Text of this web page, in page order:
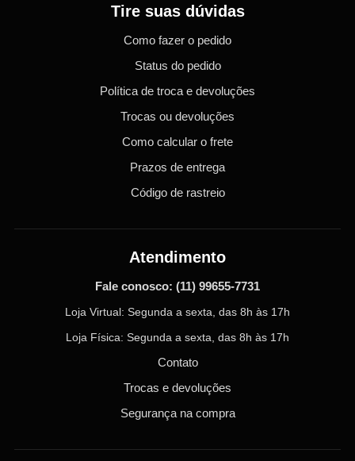
Tire suas dúvidas
Como fazer o pedido
Status do pedido
Política de troca e devoluções
Trocas ou devoluções
Como calcular o frete
Prazos de entrega
Código de rastreio
Atendimento
Fale conosco: (11) 99655-7731
Loja Virtual: Segunda a sexta, das 8h às 17h
Loja Física: Segunda a sexta, das 8h às 17h
Contato
Trocas e devoluções
Segurança na compra